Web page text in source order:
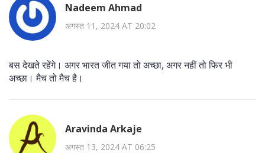
Nadeem Ahmad
अगस्त 11, 2024 AT 20:02
बस देखते रहेंगे। अगर भारत जीत गया तो अच्छा, अगर नहीं तो फिर भी
अच्छा। मैच तो मैच है।
Aravinda Arkaje
अगस्त 13, 2024 AT 06:25